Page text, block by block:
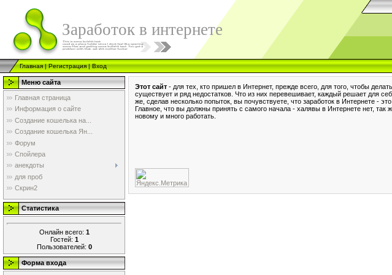
Заработок в интернете
Главная|Регистрация|Вход
Меню сайта
Главная страница
Информация о сайте
Создание кошелька на...
Создание кошелька Ян...
Форум
Спойлера
анекдоты
для проб
Скрин2
Статистика
Онлайн всего: 1
Гостей: 1
Пользователей: 0
Форма входа
Этот сайт - для тех, кто пришел в Интернет, прежде всего, для того, чтобы
существует и ряд недостатков. Что из них перевешивает, каждый решает для
же, сделав несколько попыток, вы почувствуете, что заработок в Интернете -
Главное, что вы должны принять с самого начала - халявы в Интернете нет,
новому и много работать.